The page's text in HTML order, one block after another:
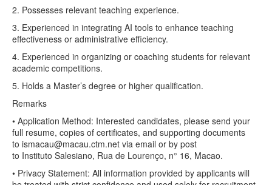
2. Possesses relevant teaching experience.
3. Experienced in integrating AI tools to enhance teaching
effectiveness or administrative efficiency.
4. Experienced in organizing or coaching students for relevant
academic competitions.
5. Holds a Master’s degree or higher qualification.
Remarks
• Application Method: Interested candidates, please send your
full resume, copies of certificates, and supporting documents
to ismacau@macau.ctm.net via email or by post
to Instituto Salesiano, Rua de Lourenço, n° 16, Macao.
• Privacy Statement: All information provided by applicants will